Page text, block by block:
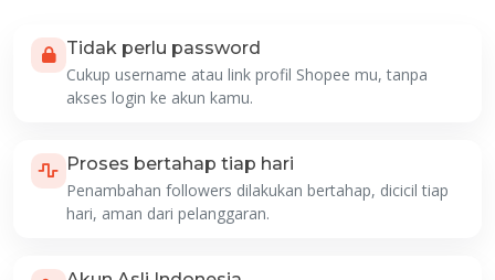
Tidak perlu password
Cukup username atau link profil Shopee mu, tanpa
akses login ke akun kamu.
Proses bertahap tiap hari
Penambahan followers dilakukan bertahap, dicicil tiap
hari, aman dari pelanggaran.